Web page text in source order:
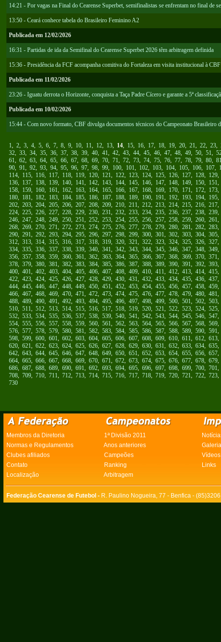
14:21 - Por vagas na Final do Cearense Superbet, semifinalistas se enfrentam no final de
13:50 - Ceará conhece tabela do Brasileiro Feminino A2
Publicada em 12/02/2026
16:31 - Partidas de ida da Semifinal do Cearense Superbet 2026 têm arbitragem definida
15:36 - Presidência da FCF acompanha comitiva do Fortaleza em visita institucional à CBF
Publicada em 11/02/2026
23:26 - Iguatu derrota o Horizonte, conquista a Taça Padre Cícero e garante a 5ª
Publicada em 10/02/2026
15:44 - Com novo formato, CBF divulga documentos técnicos do Campeonato Brasileiro
1, 2, 3, 4, 5, 6, 7, 8, 9, 10, 11, 12, 13, 14, 15, 16, 17, 18, 19, 20, 21, 22, 23,
32, 33, 34, 35, 36, 37, 38, 39, 40, 41, 42, 43, 44, 45, 46, 47, 48, 49, 50, 51,
61, 62, 63, 64, 65, 66, 67, 68, 69, 70, 71, 72, 73, 74, 75, 76, 77, 78, 79, 80,
90, 91, 92, 93, 94, 95, 96, 97, 98, 99, 100, 101, 102, 103, 104, 105, 106, 107,
114, 115, 116, 117, 118, 119, 120, 121, 122, 123, 124, 125, 126, 127, 128, 129
136, 137, 138, 139, 140, 141, 142, 143, 144, 145, 146, 147, 148, 149, 150, 151
158, 159, 160, 161, 162, 163, 164, 165, 166, 167, 168, 169, 170, 171, 172, 173
180, 181, 182, 183, 184, 185, 186, 187, 188, 189, 190, 191, 192, 193, 194, 195
202, 203, 204, 205, 206, 207, 208, 209, 210, 211, 212, 213, 214, 215, 216, 217
224, 225, 226, 227, 228, 229, 230, 231, 232, 233, 234, 235, 236, 237, 238, 239
246, 247, 248, 249, 250, 251, 252, 253, 254, 255, 256, 257, 258, 259, 260, 261
268, 269, 270, 271, 272, 273, 274, 275, 276, 277, 278, 279, 280, 281, 282, 283
290, 291, 292, 293, 294, 295, 296, 297, 298, 299, 300, 301, 302, 303, 304, 305
312, 313, 314, 315, 316, 317, 318, 319, 320, 321, 322, 323, 324, 325, 326, 327
334, 335, 336, 337, 338, 339, 340, 341, 342, 343, 344, 345, 346, 347, 348, 349
356, 357, 358, 359, 360, 361, 362, 363, 364, 365, 366, 367, 368, 369, 370, 371
378, 379, 380, 381, 382, 383, 384, 385, 386, 387, 388, 389, 390, 391, 392, 393
400, 401, 402, 403, 404, 405, 406, 407, 408, 409, 410, 411, 412, 413, 414, 415
422, 423, 424, 425, 426, 427, 428, 429, 430, 431, 432, 433, 434, 435, 436, 437
444, 445, 446, 447, 448, 449, 450, 451, 452, 453, 454, 455, 456, 457, 458, 459
466, 467, 468, 469, 470, 471, 472, 473, 474, 475, 476, 477, 478, 479, 480, 481
488, 489, 490, 491, 492, 493, 494, 495, 496, 497, 498, 499, 500, 501, 502, 503
510, 511, 512, 513, 514, 515, 516, 517, 518, 519, 520, 521, 522, 523, 524, 525
532, 533, 534, 535, 536, 537, 538, 539, 540, 541, 542, 543, 544, 545, 546, 547
554, 555, 556, 557, 558, 559, 560, 561, 562, 563, 564, 565, 566, 567, 568, 569
576, 577, 578, 579, 580, 581, 582, 583, 584, 585, 586, 587, 588, 589, 590, 591
598, 599, 600, 601, 602, 603, 604, 605, 606, 607, 608, 609, 610, 611, 612, 613
620, 621, 622, 623, 624, 625, 626, 627, 628, 629, 630, 631, 632, 633, 634, 635
642, 643, 644, 645, 646, 647, 648, 649, 650, 651, 652, 653, 654, 655, 656, 657
664, 665, 666, 667, 668, 669, 670, 671, 672, 673, 674, 675, 676, 677, 678, 679
686, 687, 688, 689, 690, 691, 692, 693, 694, 695, 696, 697, 698, 699, 700, 701
708, 709, 710, 711, 712, 713, 714, 715, 716, 717, 718, 719, 720, 721, 722, 723
730
Membros da Diretoria 1ª Divisão 2011
Normas e Regulamentos
Anos anteriores
Clubes afiliados
Campeões
Vídeos
Contato
Ranking
Links
Localização
Arbitragem
Federação Cearense de Futebol - R. Paulino Nogueira, 77 - Benfica -